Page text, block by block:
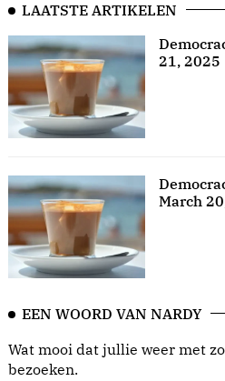
LAATSTE ARTIKELEN
21, 2025
March
EEN WOORD VAN NARDY
Wat mooi dat jullie weer met
bezoeken.